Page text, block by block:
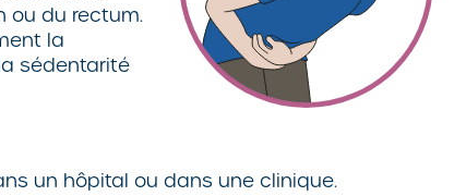
ou du rectum.
la
sédentarité
un hôpital ou dans une clinique.